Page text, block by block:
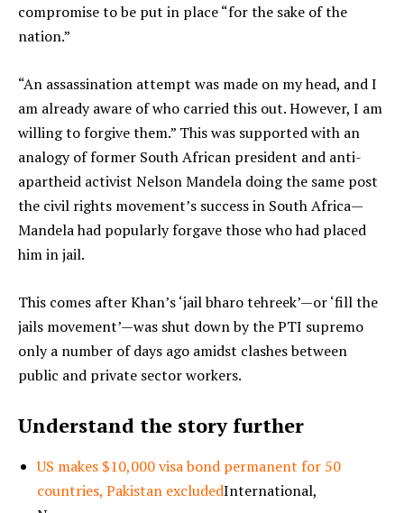
compromise to be put in place “for the sake of the
nation.”
“An assassination attempt was made on my head, and I
am already aware of who carried this out. However, I am
willing to forgive them.” This was supported with an
analogy of former South African president and anti-
apartheid activist Nelson Mandela doing the same post
the civil rights movement’s success in South Africa—
Mandela had popularly forgave those who had placed
him in jail.
This comes after Khan’s ‘jail bharo tehreek’—or ‘fill the
jails movement’—was shut down by the PTI supremo
only a number of days ago amidst clashes between
public and private sector workers.
Understand the story further
US makes $10,000 visa bond permanent for 50
countries, Pakistan excludedInternational,